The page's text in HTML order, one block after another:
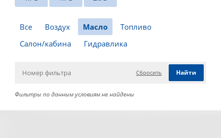
Все Воздух Масло
Топливо
Салон/кабина
Гидравлика
Сбросить
Фильтры по данным условиям не найдены